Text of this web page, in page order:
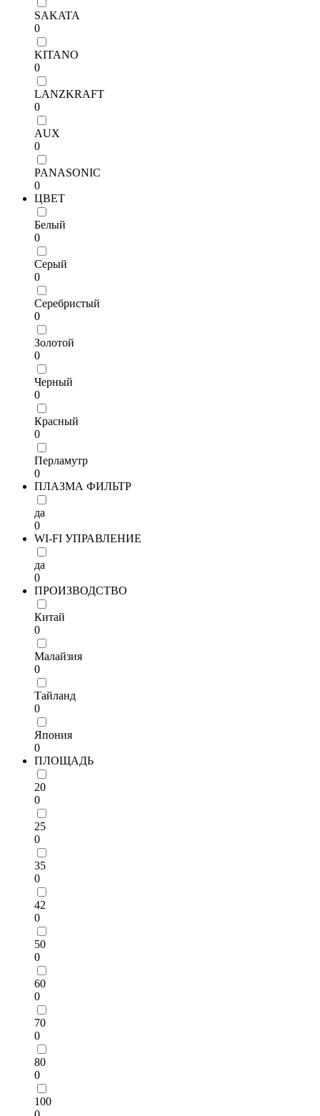
SAKATA
0
KITANO
0
LANZKRAFT
0
AUX
0
PANASONIC
0
ЦВЕТ
Белый
0
Серый
0
Серебристый
0
Золотой
0
Черный
0
Красный
0
Перламутр
0
ПЛАЗМА ФИЛЬТР
да
0
WI-FI УПРАВЛЕНИЕ
да
0
ПРОИЗВОДСТВО
Китай
0
Малайзия
0
Тайланд
0
Япония
0
ПЛОЩАДЬ
20
0
25
0
35
0
42
0
50
0
60
0
70
0
80
0
100